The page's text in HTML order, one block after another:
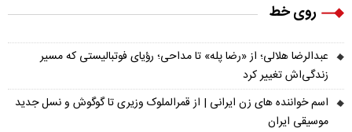
روی خط
عبدالرضا هلالی؛ از «رضا پله» تا مداحی؛ رؤیای فوتبالیستی که مسیر
زندگی‌اش تغییر کرد
اسم خواننده های زن ایرانی | از قمرالملوک وزیری تا گوگوش و نسل جدید
موسیقی ایران